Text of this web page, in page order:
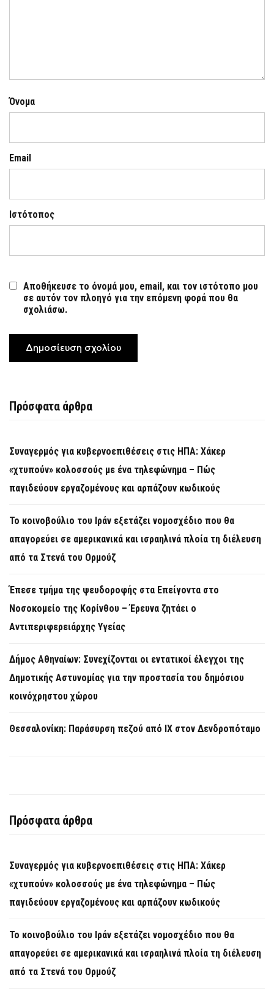
Όνομα
Email
Ιστότοπος
Αποθήκευσε το όνομά μου, email, και τον ιστότοπο μου
σε αυτόν τον πλοηγό για την επόμενη φορά που θα
σχολιάσω.
Πρόσφατα άρθρα
Συναγερμός για κυβερνοεπιθέσεις στις ΗΠΑ: Χάκερ
«χτυπούν» κολοσσούς με ένα τηλεφώνημα – Πώς
παγιδεύουν εργαζομένους και αρπάζουν κωδικούς
Το κοινοβούλιο του Ιράν εξετάζει νομοσχέδιο που θα
απαγορεύει σε αμερικανικά και ισραηλινά πλοία τη διέλευση
από τα Στενά του Ορμούζ
Έπεσε τμήμα της ψευδοροφής στα Επείγοντα στο
Νοσοκομείο της Κορίνθου – Έρευνα ζητάει ο
Αντιπεριφερειάρχης Υγείας
Δήμος Αθηναίων: Συνεχίζονται οι εντατικοί έλεγχοι της
Δημοτικής Αστυνομίας για την προστασία του δημόσιου
κοινόχρηστου χώρου
Θεσσαλονίκη: Παράσυρση πεζού από ΙΧ στον Δενδροπόταμο
Πρόσφατα άρθρα
Συναγερμός για κυβερνοεπιθέσεις στις ΗΠΑ: Χάκερ
«χτυπούν» κολοσσούς με ένα τηλεφώνημα – Πώς
παγιδεύουν εργαζομένους και αρπάζουν κωδικούς
Το κοινοβούλιο του Ιράν εξετάζει νομοσχέδιο που θα
απαγορεύει σε αμερικανικά και ισραηλινά πλοία τη διέλευση
από τα Στενά του Ορμούζ